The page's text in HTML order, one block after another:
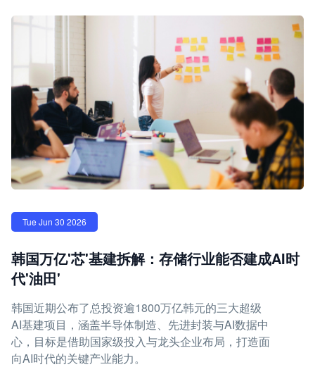
Tue Jun 30 2026
韩国万亿'芯'基建拆解：存储行业能否建成AI时
代'油田'
韩国近期公布了总投资逾1800万亿韩元的三大超级
AI基建项目，涵盖半导体制造、先进封装与AI数据中
心，目标是借助国家级投入与龙头企业布局，打造面
向AI时代的关键产业能力。